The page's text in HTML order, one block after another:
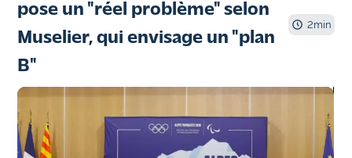
de Berre
Marseille
- Aix
Agenda
pose un "réel problème" selon
Muselier, qui envisage un "plan
B"
2min